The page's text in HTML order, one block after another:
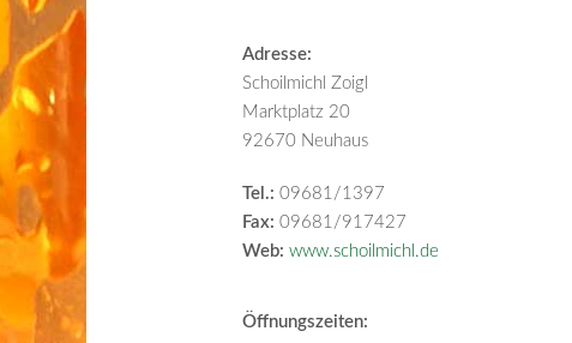
Adresse:
Schoilmichl Zoigl
Marktplatz 20
92670 Neuhaus
Tel.: 09681/1397
Fax: 09681/917427
Web: www.schoilmichl.de
Öffnungszeiten: